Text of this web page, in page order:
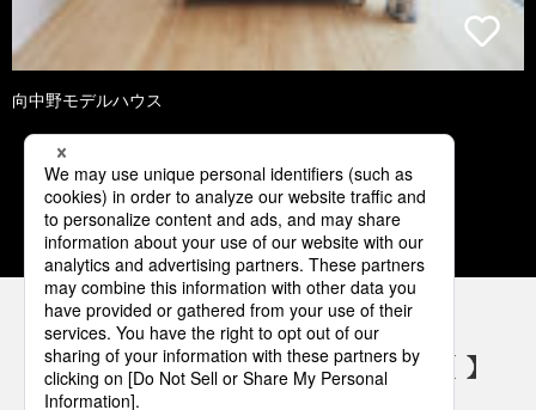
向中野モデルハウス
1 2 3 4 5
パナソニックの電気設備 SNSアカウント